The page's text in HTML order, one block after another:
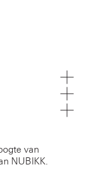
van
NUBIKK.